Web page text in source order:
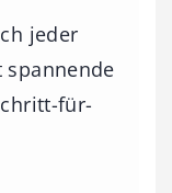
jeder
spannende
für-